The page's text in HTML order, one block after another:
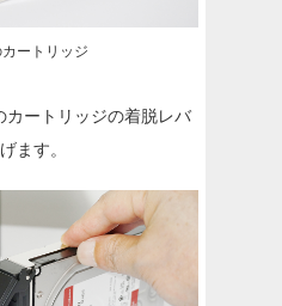
カートリッジ
カートリッジの着脱レバ
ます。